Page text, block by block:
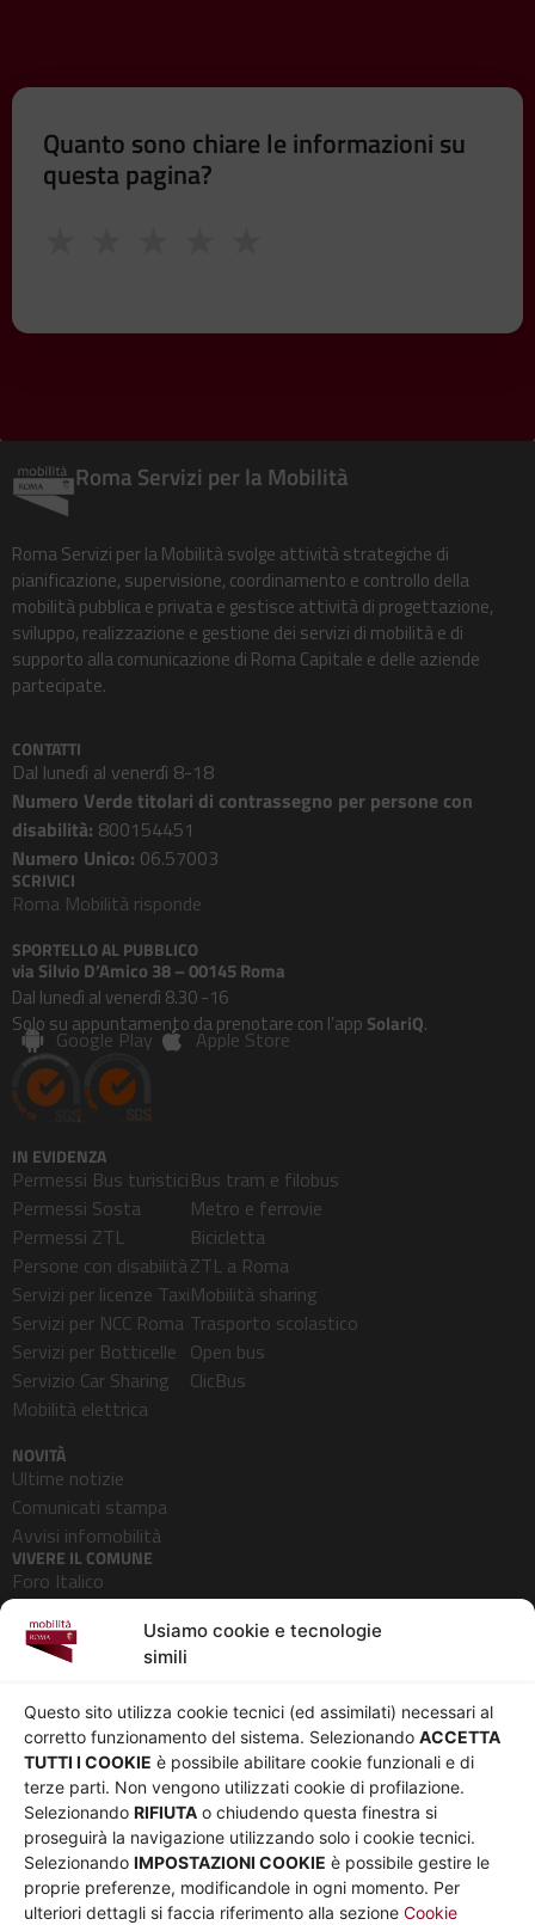
Usiamo cookie e tecnologie
simili
Questo sito utilizza cookie tecnici (ed assimilati) necessari al
corretto funzionamento del sistema. Selezionando ACCETTA
TUTTI I COOKIE è possibile abilitare cookie funzionali e di
terze parti. Non vengono utilizzati cookie di profilazione.
Selezionando RIFIUTA o chiudendo questa finestra si
proseguirà la navigazione utilizzando solo i cookie tecnici.
Selezionando IMPOSTAZIONI COOKIE è possibile gestire le
proprie preferenze, modificandole in ogni momento. Per
ulteriori dettagli si faccia riferimento alla sezione Cookie
Quanto sono chiare le informazioni su
questa pagina?
Roma Servizi per la Mobilità
Roma Servizi per la Mobilità svolge attività strategiche di
pianificazione, supervisione, coordinamento e controllo della
mobilità pubblica e privata e gestisce attività di progettazione,
sviluppo, realizzazione e gestione dei servizi di mobilità e di
supporto alla comunicazione di Roma Capitale e delle aziende
partecipate.
CONTATTI
Dal lunedì al venerdì 8-18
Numero Verde titolari di contrassegno per persone con
disabilità: 800154451
Numero Unico: 06.57003
SCRIVICI
Roma Mobilità risponde
SPORTELLO AL PUBBLICO
via Silvio D’Amico 38 – 00145 Roma
Dal lunedì al venerdì 8.30 -16
Solo su appuntamento da prenotare con l’app SolariQ.
Google Play Apple Store
IN EVIDENZA
Permessi Bus turistici
Permessi Sosta
Permessi ZTL
Persone con disabilità
Servizi per licenze Taxi
Servizi per NCC Roma
Servizi per Botticelle
Servizio Car Sharing
Mobilità elettrica
Bus tram e filobus
Metro e ferrovie
Bicicletta
ZTL a Roma
Mobilità sharing
Trasporto scolastico
Open bus
ClicBus
NOVITÀ
Ultime notizie
Comunicati stampa
Avvisi infomobilità
VIVERE IL COMUNE
Foro Italico
Pedonalizzazioni
Aeroporti
Chi siamo
Governance
Whistleblowing
Co-Marketing
Social media policy
Informativa Cookie
Informativa Sito web e
social media
Privacy
Parità di genere
Amministrazione
trasparente
Bandi e gare
Note legali